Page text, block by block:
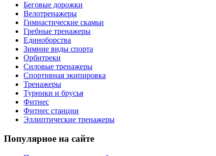
Беговые дорожки
Велотренажеры
Гимнастические скамьи
Гребные тренажеры
Единоборства
Зимние виды спорта
Орбитреки
Силовые тренажеры
Спортивная экипировка
Тренажеры
Турники и брусья
Фитнес
Фитнес станции
Эллиптические тренажеры
Популярное на сайте